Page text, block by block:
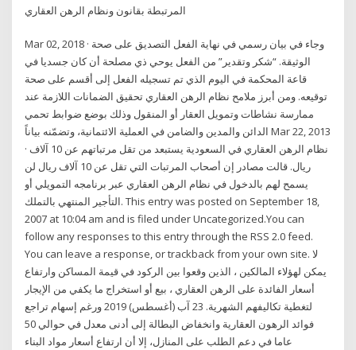
المرتبطة بقانون ونظام الرهن العقاري
Mar 02, 2018 · وجاء في بيان رسمي في نهاية الفعل التصديق على صحة
الوثيقة. “شكر وتقدير” من الفعل يوحي ذي مصلحة أن كان جسديا في
قاعة المحكمة في اليوم الذي تم تسجيله الفعل إلى أقسم على صحة
توقيعه. ومن أبرز ملامح نظام الرهن العقاري تحقيق الضمانات اللازمة عند
ممارسة نشاطات وتمويل العقار أو المنقول وذلك بوضع ضوابط تحمي
الدائن والمدين والضامن في العملية الائتمانية، وتضمّنه بياناً Mar 22, 2013
· نظام الرهن العقاري في السعودية يستبعد من تقل مرتباتهم عن 10 آلاف
ريال. قالت مصادر إن أصحاب المرتبات التي تقل عن 10 آلاف ريال لن
يسمح لهم بالدخول في نظام الرهن العقاري عبر برنامجه التمويلي أو
التأجير المنتهي بالتملك. This entry was posted on September 18,
2007 at 10:04 am and is filed under Uncategorized.You can
follow any responses to this entry through the RSS 2.0 feed.
You can leave a response, or trackback from your own site. لا
يمكن لهؤلاء المالكين ، الذين وقعوا بين الركود في قيمة المساكن وارتفاع
أسعار الفائدة على الرهن العقاري ، بيع أو استخراج ما يكفي من الإيجار
لتغطية تكاليفهم الشهرية. 23 آب (أغسطس) 2019 ورغم إسهام تراجع
فوائد الرهون العقارية وانخفاض البطالة إلى أدنى معدل في حوالي 50
عاما في دعم الطلب على المنازل، إلا أن ارتفاع أسعار مواد البناء